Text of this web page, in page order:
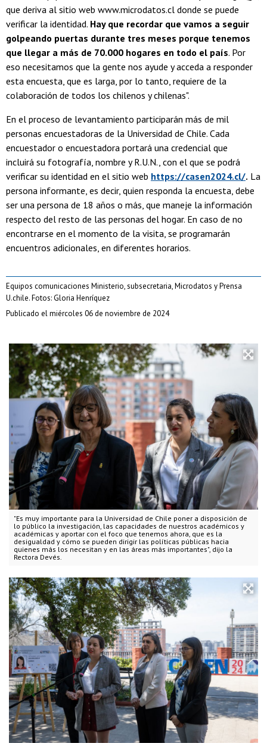
"Es muy importante para la Universidad de Chile poner a disposición de
lo público la investigación, las capacidades de nuestros académicos y
académicas y aportar con el foco que tenemos ahora, que es la
desigualdad y cómo se pueden dirigir las políticas públicas hacia
quienes más los necesitan y en las áreas más importantes", dijo la
Rectora Devés.
que deriva al sitio web www.microdatos.cl donde se puede
verificar la identidad. Hay que recordar que vamos a seguir
golpeando puertas durante tres meses porque tenemos
que llegar a más de 70.000 hogares en todo el país. Por
eso necesitamos que la gente nos ayude y acceda a responder
esta encuesta, que es larga, por lo tanto, requiere de la
colaboración de todos los chilenos y chilenas".
En el proceso de levantamiento participarán más de mil
personas encuestadoras de la Universidad de Chile. Cada
encuestador o encuestadora portará una credencial que
incluirá su fotografía, nombre y R.U.N., con el que se podrá
verificar su identidad en el sitio web https://casen2024.cl/. La
persona informante, es decir, quien responda la encuesta, debe
ser una persona de 18 años o más, que maneje la información
respecto del resto de las personas del hogar. En caso de no
encontrarse en el momento de la visita, se programarán
encuentros adicionales, en diferentes horarios.
Equipos comunicaciones Ministerio, subsecretaria, Microdatos y Prensa
U.chile. Fotos: Gloria Henríquez
Publicado el miércoles 06 de noviembre de 2024